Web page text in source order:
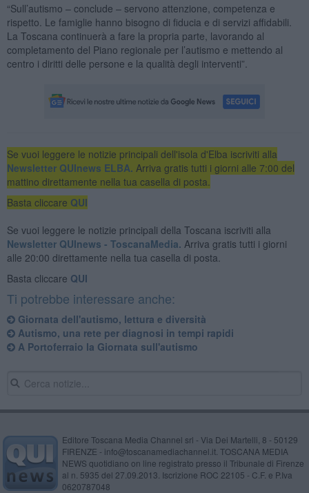
“Sull’autismo – conclude – servono attenzione, competenza e
rispetto. Le famiglie hanno bisogno di fiducia e di servizi affidabili.
La Toscana continuerà a fare la propria parte, lavorando al
completamento del Piano regionale per l’autismo e mettendo al
centro i diritti delle persone e la qualità degli interventi”.
Se vuoi leggere le notizie principali dell'isola d'Elba iscriviti alla
Newsletter QUInews ELBA. Arriva gratis tutti i giorni alle 7:00 del
mattino direttamente nella tua casella di posta.
Basta cliccare QUI
Se vuoi leggere le notizie principali della Toscana iscriviti alla
Newsletter QUInews - ToscanaMedia. Arriva gratis tutti i giorni
alle 20:00 direttamente nella tua casella di posta.
Basta cliccare QUI
Ti potrebbe interessare anche:
Giornata dell'autismo, lettura e diversità
Autismo, una rete per diagnosi in tempi rapidi
A Portoferraio la Giornata sull'autismo
Editore Toscana Media Channel srl - Via Dei Martelli, 8 - 50129
FIRENZE - info@toscanamediachannel.it. TOSCANA MEDIA
NEWS quotidiano on line registrato presso il Tribunale di Firenze
al n. 5935 del 27.09.2013. Iscrizione ROC 22105 - C.F. e P.Iva
0620787048